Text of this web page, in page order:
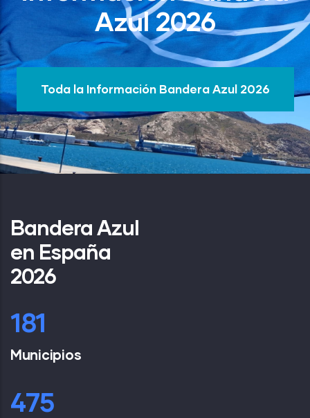
Azul 2026
Toda la Información Bandera Azul 2026
Bandera Azul
en España
2026
254
Municipios
667